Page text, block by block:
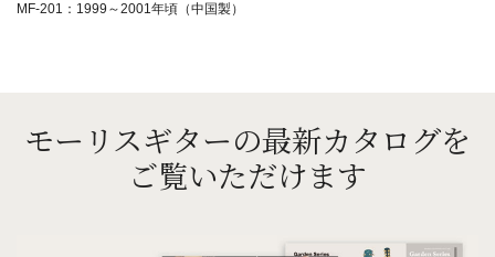
MF-201：1999～2001年頃（中国製）
モーリスギターの最新カタログを
ご覧いただけます